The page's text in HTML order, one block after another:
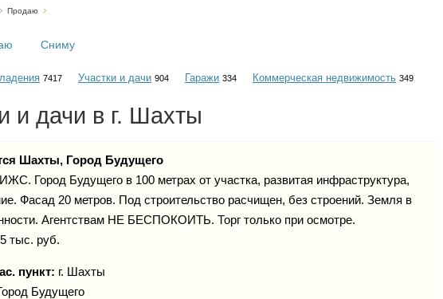
Продаю
Сниму
7417 Участки и дачи 904 Гаражи 334 Коммерческая недвижимость 349
и дачи в г. Шахты
Шахты, Город Будущего
Город Будущего в 100 метрах от участка, развитая инфраструктура,
Фасад 20 метров. Под строительство расчищен, без строений. Земля в
Агентствам НЕ БЕСПОКОИТЬ. Торг только при осмотре.
тыс. руб.
пункт: г. Шахты
Будущего